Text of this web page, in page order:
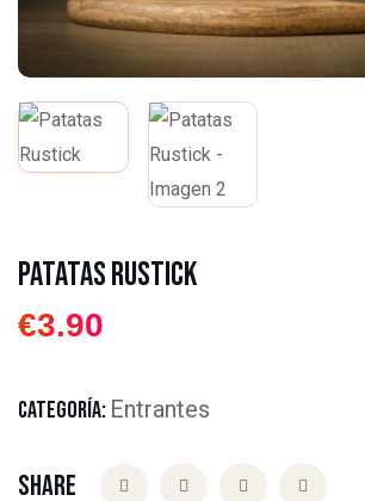
Patatas Rustick
€3.90
CATEGORÍA: Entrantes
Share